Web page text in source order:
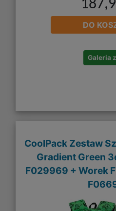
DO
Galeria
CoolPack Zestaw
Gradient Green
F029969 + Worek